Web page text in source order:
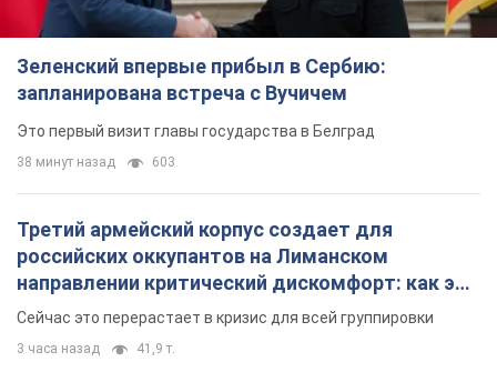
Зеленский впервые прибыл в Сербию:
запланирована встреча с Вучичем
Это первый визит главы государства в Белград
38 минут назад 603
Третий армейский корпус создает для
российских оккупантов на Лиманском
направлении критический дискомфорт: как это
удалось
Сейчас это перерастает в кризис для всей группировки
3 часа назад 41,9 т.